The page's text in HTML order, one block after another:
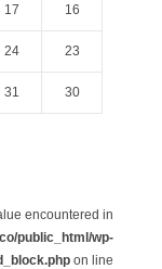
16
17
23
24
30
31
encountered in
public_html/wp-
on line